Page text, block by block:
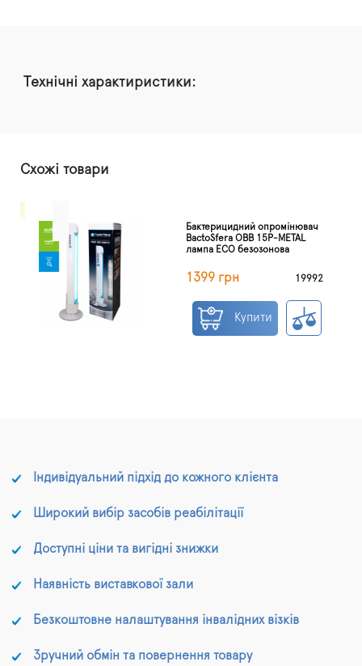
Технічні характиристики:
Схожі товари
Бактерицидний опромінювач
BactoSfera OBB 15P-METAL
лампа ECO безозонова
1399 грн 19992
Купити
Індивідуальний підхід до кожного клієнта
Широкий вибір засобів реабілітації
Доступні ціни та вигідні знижки
Наявність виставкової зали
Безкоштовне налаштування інвалідних візків
Зручний обмін та повернення товару